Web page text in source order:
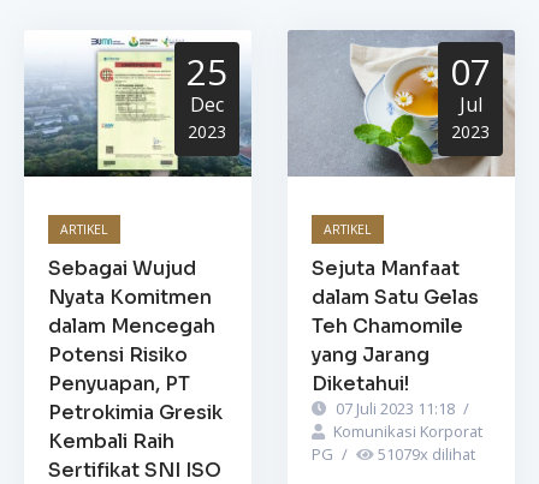
25
Dec
2023
ARTIKEL
Sebagai Wujud
Nyata Komitmen
dalam Mencegah
Potensi Risiko
Penyuapan, PT
Petrokimia Gresik
Kembali Raih
Sertifikat SNI ISO
07
Jul
2023
ARTIKEL
Sejuta Manfaat
dalam Satu Gelas
Teh Chamomile
yang Jarang
Diketahui!
07 Juli 2023 11:18 /
Komunikasi Korporat
PG / 51079x dilihat